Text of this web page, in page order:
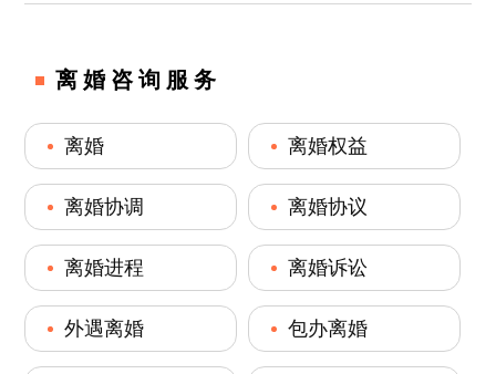
离婚咨询服务
离婚 离婚权益
离婚协调 离婚协议
离婚进程 离婚诉讼
外遇离婚 包办离婚